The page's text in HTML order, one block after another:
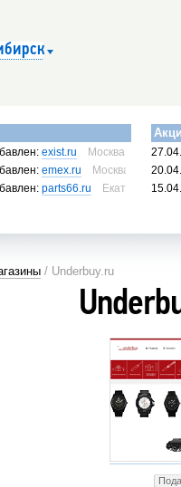
exist.ru
Москва, Россия
emex.ru
Москва, Россия
parts66.ru Екатеринбург,
/ Underbuy.ru